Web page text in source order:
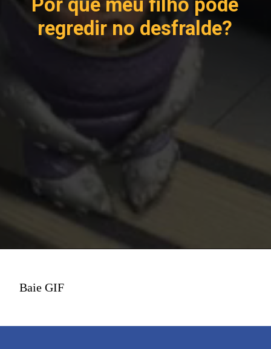
Por que meu filho pode
regredir no desfralde?
Baie GIF